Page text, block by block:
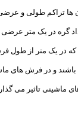
ها تراکم طولی و
, 1000 شانه , 1200 شانه می باشد.
700شانه و1000شانه
و در فرش های
ماشینی تاثیر می